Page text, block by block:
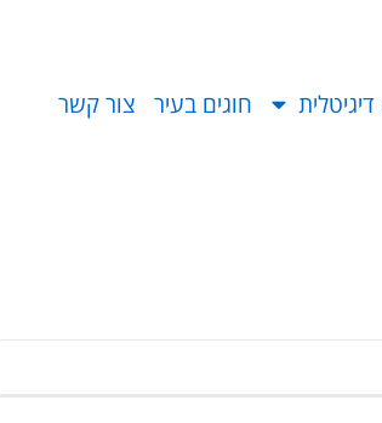
חוגים בעיר צור קשר